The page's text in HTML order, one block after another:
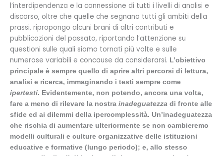
l’interdipendenza e la connessione di tutti i livelli di analisi e
discorso, oltre che quelle che segnano tutti gli ambiti della
prassi, ripropongo alcuni brani di altri contributi e
pubblicazioni del passato, riportando l’attenzione su
questioni sulle quali siamo tornati più volte e sulle
numerose variabili e concause da considerarsi. L’obiettivo
principale è sempre quello di aprire altri percorsi di lettura,
analisi e ricerca, immaginando i testi sempre come
ipertesti. Evidentemente, non potendo, ancora una volta,
fare a meno di rilevare la nostra inadeguatezza di fronte alle
sfide ed ai dilemmi della ipercomplessità. Un’inadeguatezza
che rischia di aumentare ulteriormente se non cambieremo
modelli culturali e culture organizzative delle istituzioni
educative e formative (lungo periodo); e, allo stesso